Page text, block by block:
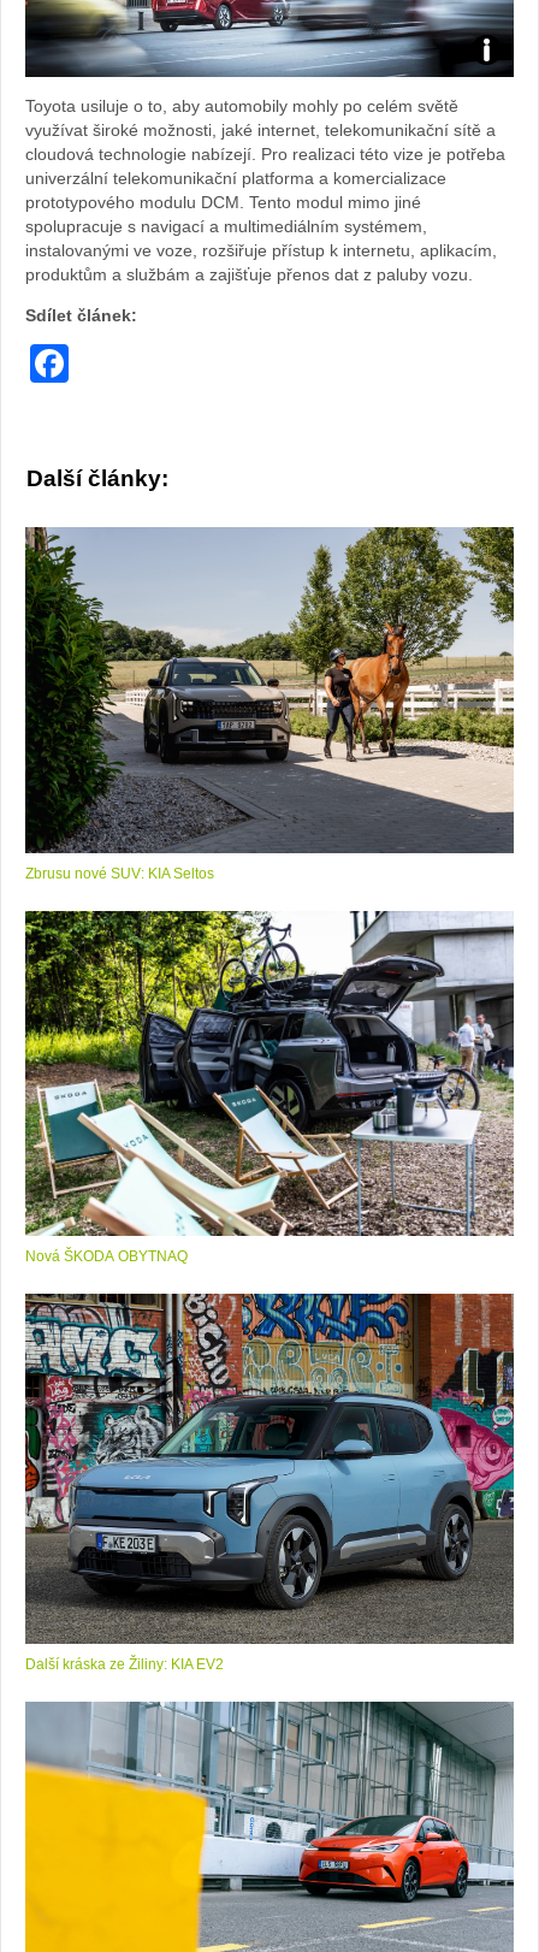
Foto:
Toyota usiluje o to, aby automobily mohly po celém světě
využívat široké možnosti, jaké internet, telekomunikační sítě a
cloudová technologie nabízejí. Pro realizaci této vize je potřeba
univerzální telekomunikační platforma a komercializace
prototypového modulu DCM. Tento modul mimo jiné
spolupracuje s navigací a multimediálním systémem,
instalovanými ve voze, rozšiřuje přístup k internetu, aplikacím,
produktům a službám a zajišťuje přenos dat z paluby vozu.
Sdílet článek:
Další články:
Zbrusu nové SUV: KIA Seltos
Nová ŠKODA OBYTNAQ
Další kráska ze Žiliny: KIA EV2